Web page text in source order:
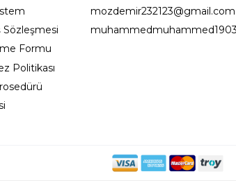
Sözleşmesi
Formu
Politikası
mozdemir232123@gmail.com